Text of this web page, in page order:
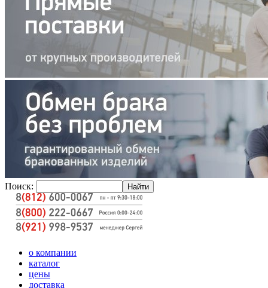
Поиск:
о компании
каталог
цены
доставка